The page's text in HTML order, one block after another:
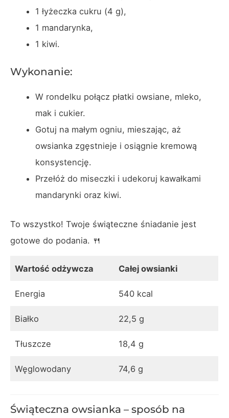
1 łyżeczka cukru (4 g),
1 mandarynka,
1 kiwi.
Wykonanie:
W rondelku połącz płatki owsiane, mleko,
mak i cukier.
Gotuj na małym ogniu, mieszając, aż
owsianka zgęstnieje i osiągnie kremową
konsystencję.
Przełóż do miseczki i udekoruj kawałkami
mandarynki oraz kiwi.
To wszystko! Twoje świąteczne śniadanie jest
gotowe do podania. 🍴
Wartość odżywcza Całej owsianki
Energia 540 kcal
Białko 22,5 g
Tłuszcze 18,4 g
Węglowodany 74,6 g
Świąteczna owsianka – sposób na